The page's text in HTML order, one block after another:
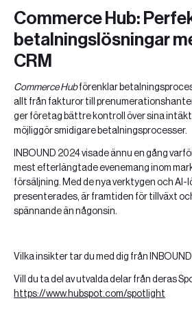
Commerce Hub:
betalningslösningar
CRM
Commerce Hubförenklar
allt från fakturor till
ger företag bättre kontroll över sina
möjliggör smidigare betalningsprocesser.
INBOUND 2024 visade ännu en gång
mest efterlängtade evenemang inom
försäljning. Med de nya verktygen och AI-
presenterades, är framtiden för tillväxt
spännande än någonsin.
Vilka insikter tar du med dig från
Vill du ta del av utvalda delar från deras
https://www.hubspot.com/spotlight